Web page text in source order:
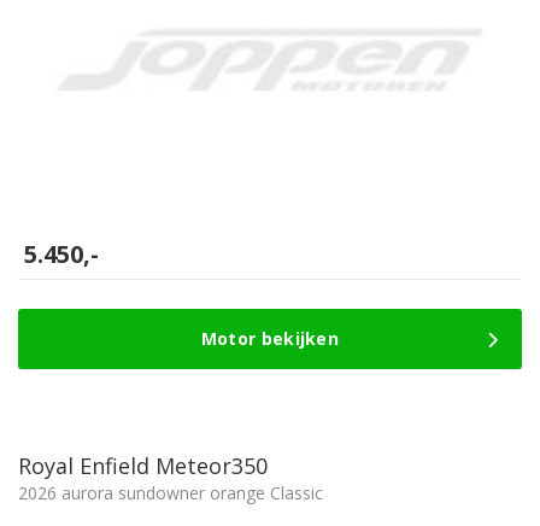
5.450,-
Motor bekijken
Royal Enfield Meteor350
2026 aurora sundowner orange Classic